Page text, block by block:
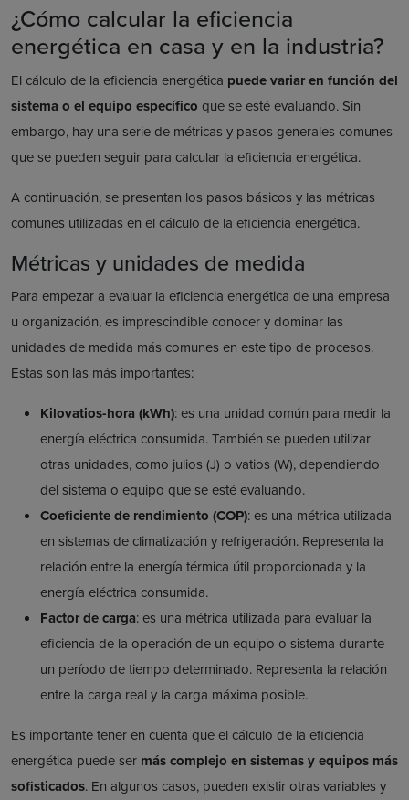
¿Cómo calcular la eficiencia
energética en casa y en la industria?
El cálculo de la eficiencia energética puede variar en función del
sistema o el equipo específico que se esté evaluando. Sin
embargo, hay una serie de métricas y pasos generales comunes
que se pueden seguir para calcular la eficiencia energética.
A continuación, se presentan los pasos básicos y las métricas
comunes utilizadas en el cálculo de la eficiencia energética.
Métricas y unidades de medida
Para empezar a evaluar la eficiencia energética de una empresa
u organización, es imprescindible conocer y dominar las
unidades de medida más comunes en este tipo de procesos.
Estas son las más importantes:
Kilovatios-hora (kWh): es una unidad común para medir la
energía eléctrica consumida. También se pueden utilizar
otras unidades, como julios (J) o vatios (W), dependiendo
del sistema o equipo que se esté evaluando.
Coeficiente de rendimiento (COP): es una métrica utilizada
en sistemas de climatización y refrigeración. Representa la
relación entre la energía térmica útil proporcionada y la
energía eléctrica consumida.
Factor de carga: es una métrica utilizada para evaluar la
eficiencia de la operación de un equipo o sistema durante
un período de tiempo determinado. Representa la relación
entre la carga real y la carga máxima posible.
Es importante tener en cuenta que el cálculo de la eficiencia
energética puede ser más complejo en sistemas y equipos más
sofisticados. En algunos casos, pueden existir otras variables y